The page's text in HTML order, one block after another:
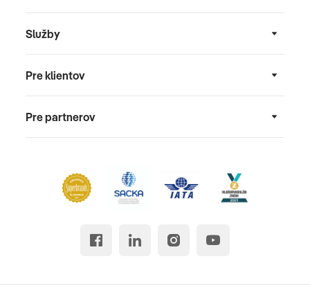
Služby
Pre klientov
Pre partnerov